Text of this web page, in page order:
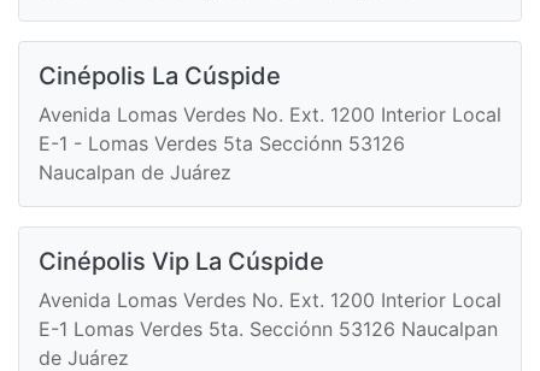
Cinépolis La Cúspide
Avenida Lomas Verdes No. Ext. 1200 Interior Local
E-1 - Lomas Verdes 5ta Secciónn 53126
Naucalpan de Juárez
Cinépolis Vip La Cúspide
Avenida Lomas Verdes No. Ext. 1200 Interior Local
E-1 Lomas Verdes 5ta. Secciónn 53126 Naucalpan
de Juárez